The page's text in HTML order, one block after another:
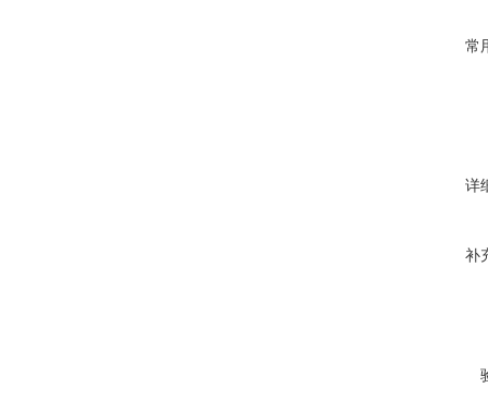
常
详
补